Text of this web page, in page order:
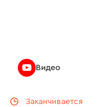
Заканчивается
Видео